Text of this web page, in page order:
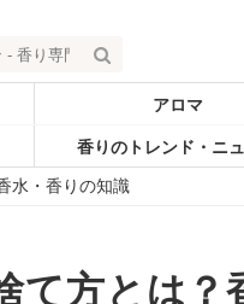
アロマ
香りのトレンド・ニ
水・香りの知識
て方とは？